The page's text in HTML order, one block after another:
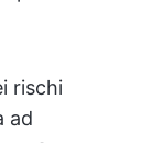
rischi
ad